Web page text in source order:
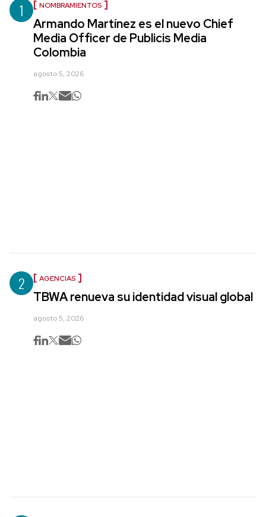
1 NOMBRAMIENTOS
Armando Martínez es el nuevo Chief
Media Officer de Publicis Media
Colombia
agosto 5, 2026
2 AGENCIAS
TBWA renueva su identidad visual global
agosto 5, 2026